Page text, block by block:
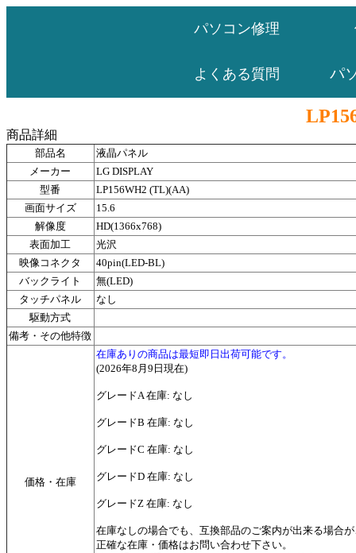
パソコン修理
よくある質問 パ
商品詳細
部品名
液晶パネル
メーカー
LG DISPLAY
型番
LP156WH2 (TL)(AA)
画面サイズ
15.6
解像度
HD(1366x768)
表面加工
光沢
映像コネクタ
40pin(LED-BL)
バックライト
無(LED)
タッチパネル
なし
駆動方式
備考・その他特徴
価格・在庫
在庫ありの商品は最短即日出荷可能です。
(2026年8月9日現在)
グレードA 在庫: なし
グレードB 在庫: なし
グレードC 在庫: なし
グレードD 在庫: なし
グレードZ 在庫: なし
在庫なしの場合でも、互換部品のご案内が出来る場合
正確な在庫・価格はお問い合わせ下さい。